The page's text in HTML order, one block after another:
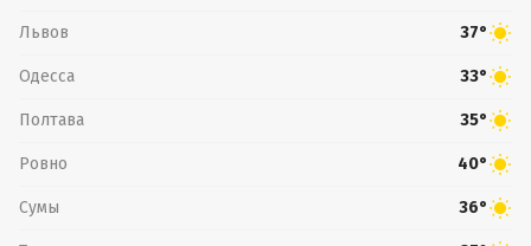
Львов 37°
Одесса 33°
Полтава 35°
Ровно 40°
Сумы 36°